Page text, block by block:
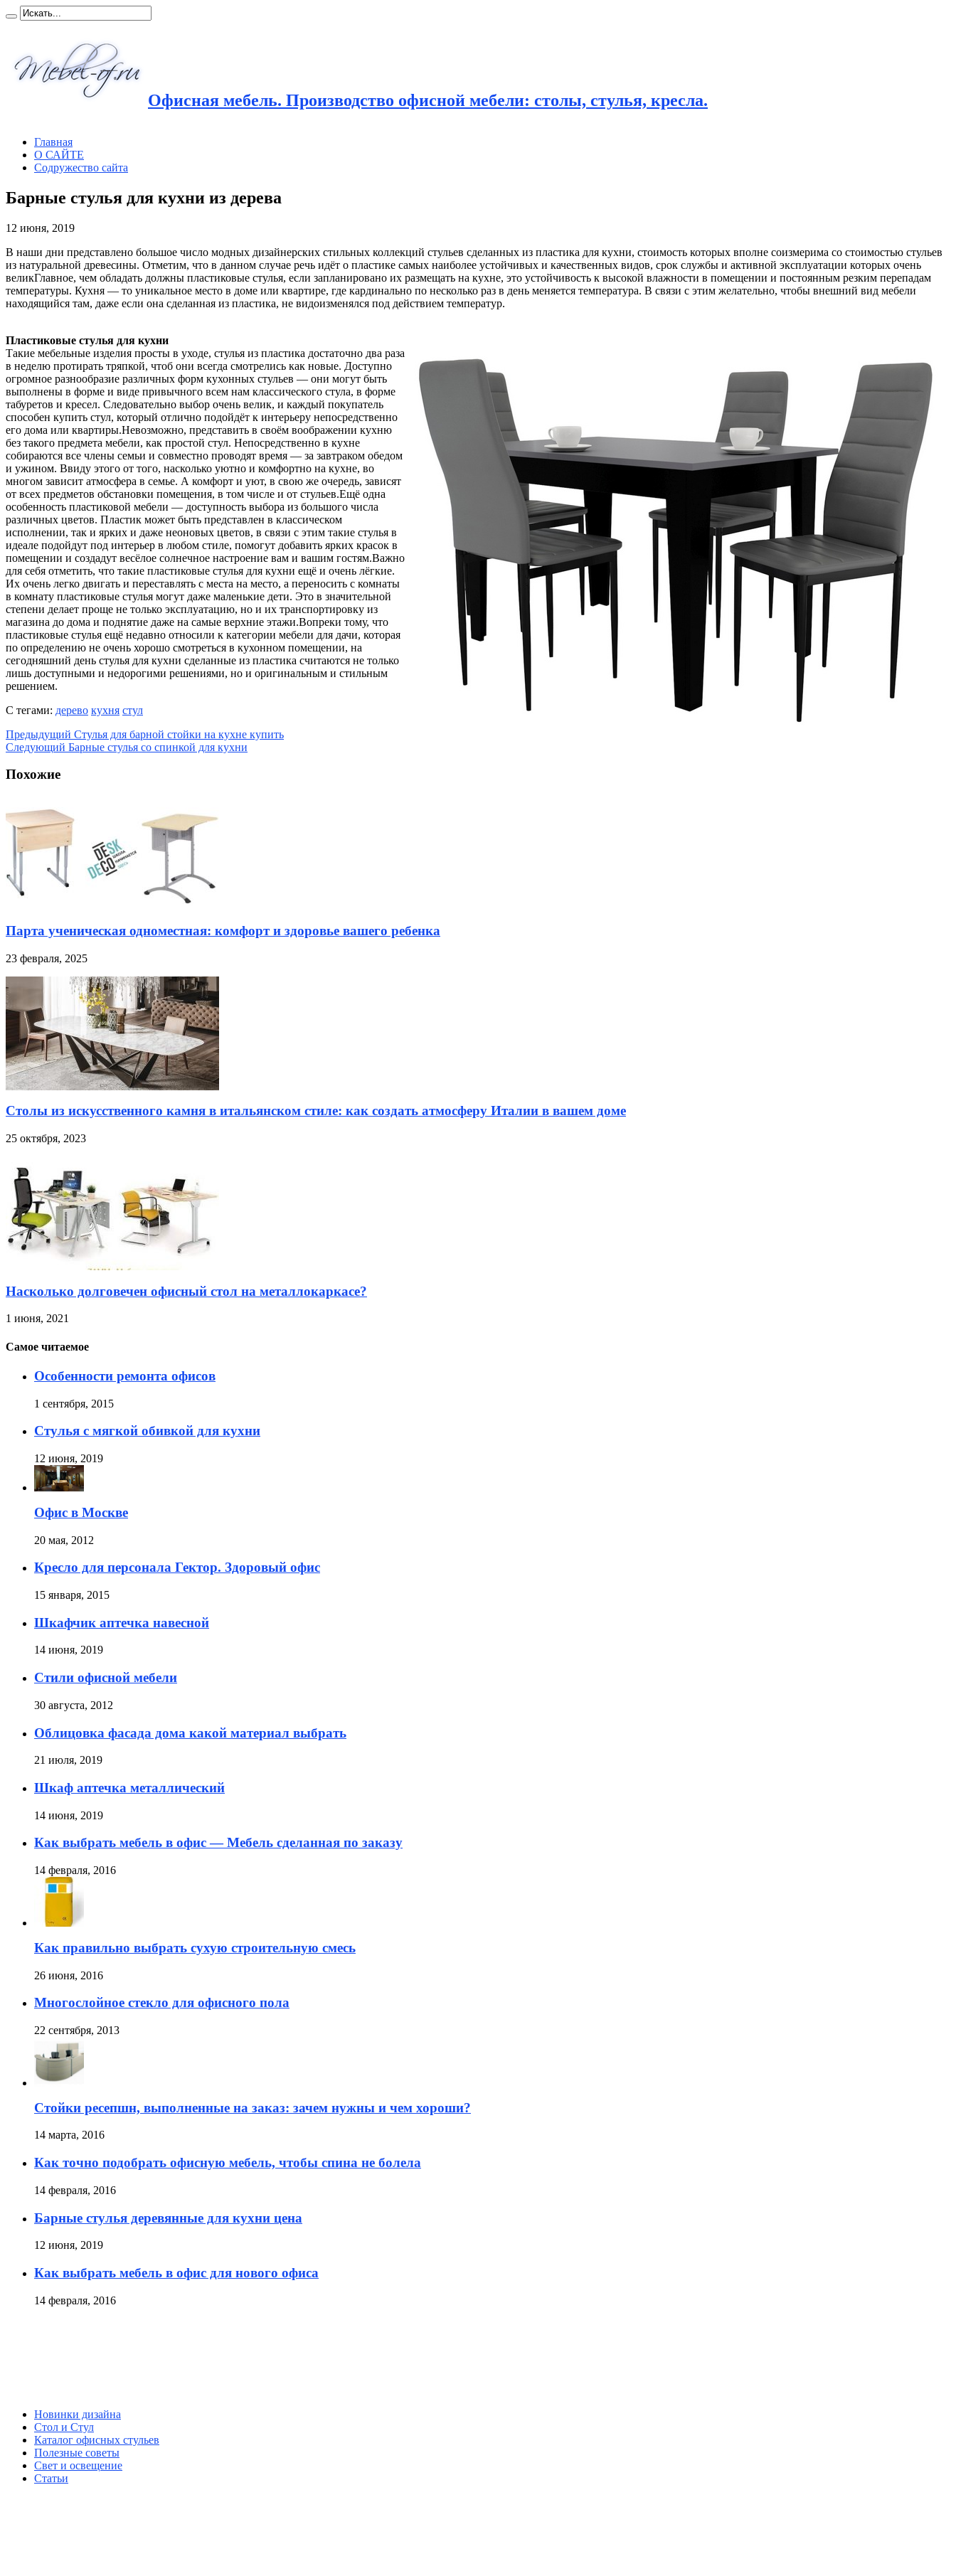
Офисная мебель. Производство офисной мебели: столы, стулья, кресла.
Главная
О САЙТЕ
Содружество сайта
Барные стулья для кухни из дерева
12 июня, 2019
В наши дни представлено большое число модных дизайнерских стильных коллекций стульев сделанных из пластика для кухни, стоимость которых вполне соизмерима со стоимостью стульев
из натуральной древесины. Отметим, что в данном случае речь идёт о пластике самых наиболее устойчивых и качественных видов, срок службы и активной эксплуатации которых очень
великГлавное, чем обладать должны пластиковые стулья, если запланировано их размещать на кухне, это устойчивость к высокой влажности в помещении и постоянным резким перепадам
температуры. Кухня — то уникальное место в доме или квартире, где кардинально по несколько раз в день меняется температура. В связи с этим желательно, чтобы внешний вид мебели
находящийся там, даже если она сделанная из пластика, не видоизменялся под действием температур.
Пластиковые стулья для кухни
Такие мебельные изделия просты в уходе, стулья из пластика достаточно два раза
в неделю протирать тряпкой, чтоб они всегда смотрелись как новые. Доступно
огромное разнообразие различных форм кухонных стульев — они могут быть
выполнены в форме и виде привычного всем нам классического стула, в форме
табуретов и кресел. Следовательно выбор очень велик, и каждый покупатель
способен купить стул, который отлично подойдёт к интерьеру непосредственно
его дома или квартиры.Невозможно, представить в своём воображении кухню
без такого предмета мебели, как простой стул. Непосредственно в кухне
собираются все члены семьи и совместно проводят время — за завтраком обедом
и ужином. Ввиду этого от того, насколько уютно и комфортно на кухне, во
многом зависит атмосфера в семье. А комфорт и уют, в свою же очередь, зависят
от всех предметов обстановки помещения, в том числе и от стульев.Ещё одна
особенность пластиковой мебели — доступность выбора из большого числа
различных цветов. Пластик может быть представлен в классическом
исполнении, так и ярких и даже неоновых цветов, в связи с этим такие стулья в
идеале подойдут под интерьер в любом стиле, помогут добавить ярких красок в
помещении и создадут весёлое солнечное настроение вам и вашим гостям.Важно
для себя отметить, что такие пластиковые стулья для кухни ещё и очень лёгкие.
Их очень легко двигать и переставлять с места на место, а переносить с комнаты
в комнату пластиковые стулья могут даже маленькие дети. Это в значительной
степени делает проще не только эксплуатацию, но и их транспортировку из
магазина до дома и поднятие даже на самые верхние этажи.Вопреки тому, что
пластиковые стулья ещё недавно относили к категории мебели для дачи, которая
по определению не очень хорошо смотреться в кухонном помещении, на
сегодняшний день стулья для кухни сделанные из пластика считаются не только
лишь доступными и недорогими решениями, но и оригинальным и стильным
решением.
С тегами: дерево кухня стул
Предыдущий Стулья для барной стойки на кухне купить
Следующий Барные стулья со спинкой для кухни
Похожие
Парта ученическая одноместная: комфорт и здоровье вашего ребенка
23 февраля, 2025
Столы из искусственного камня в итальянском стиле: как создать атмосферу Италии в вашем доме
25 октября, 2023
Насколько долговечен офисный стол на металлокаркасе?
1 июня, 2021
Самое читаемое
Особенности ремонта офисов
1 сентября, 2015
Стулья с мягкой обивкой для кухни
12 июня, 2019
Офис в Москве
20 мая, 2012
Кресло для персонала Гектор. Здоровый офис
15 января, 2015
Шкафчик аптечка навесной
14 июня, 2019
Стили офисной мебели
30 августа, 2012
Облицовка фасада дома какой материал выбрать
21 июля, 2019
Шкаф аптечка металлический
14 июня, 2019
Как выбрать мебель в офис — Мебель сделанная по заказу
14 февраля, 2016
Как правильно выбрать сухую строительную смесь
26 июня, 2016
Многослойное стекло для офисного пола
22 сентября, 2013
Стойки ресепшн, выполненные на заказ: зачем нужны и чем хороши?
14 марта, 2016
Как точно подобрать офисную мебель, чтобы спина не болела
14 февраля, 2016
Барные стулья деревянные для кухни цена
12 июня, 2019
Как выбрать мебель в офис для нового офиса
14 февраля, 2016
Новинки дизайна
Стол и Стул
Каталог офисных стульев
Полезные советы
Свет и освещение
Статьи